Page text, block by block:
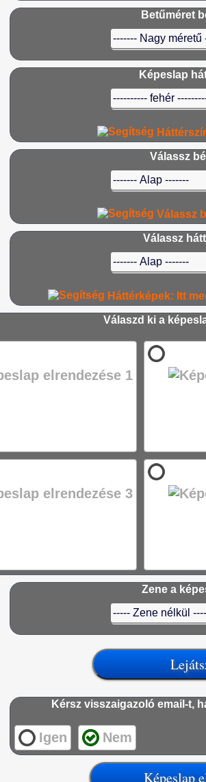
Betűméret
Képeslap
Válassz
Válassz
Válassz
Háttérképek: Itt
Válaszd ki a
Zene a
Kérsz visszaigazoló email-t,
Igen Nem